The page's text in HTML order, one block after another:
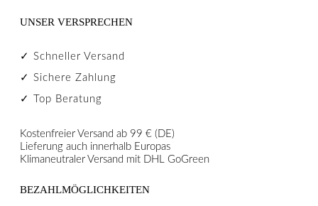
UNSER VERSPRECHEN
✓ Schneller Versand
✓ Sichere Zahlung
✓ Top Beratung
Kostenfreier Versand ab 99 € (DE)
Lieferung auch innerhalb Europas
Klimaneutraler Versand mit DHL GoGreen
BEZAHLMÖGLICHKEITEN